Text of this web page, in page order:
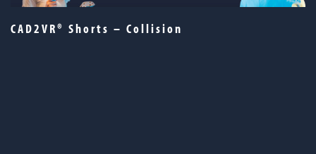
CAD2VR® Shorts – Collision